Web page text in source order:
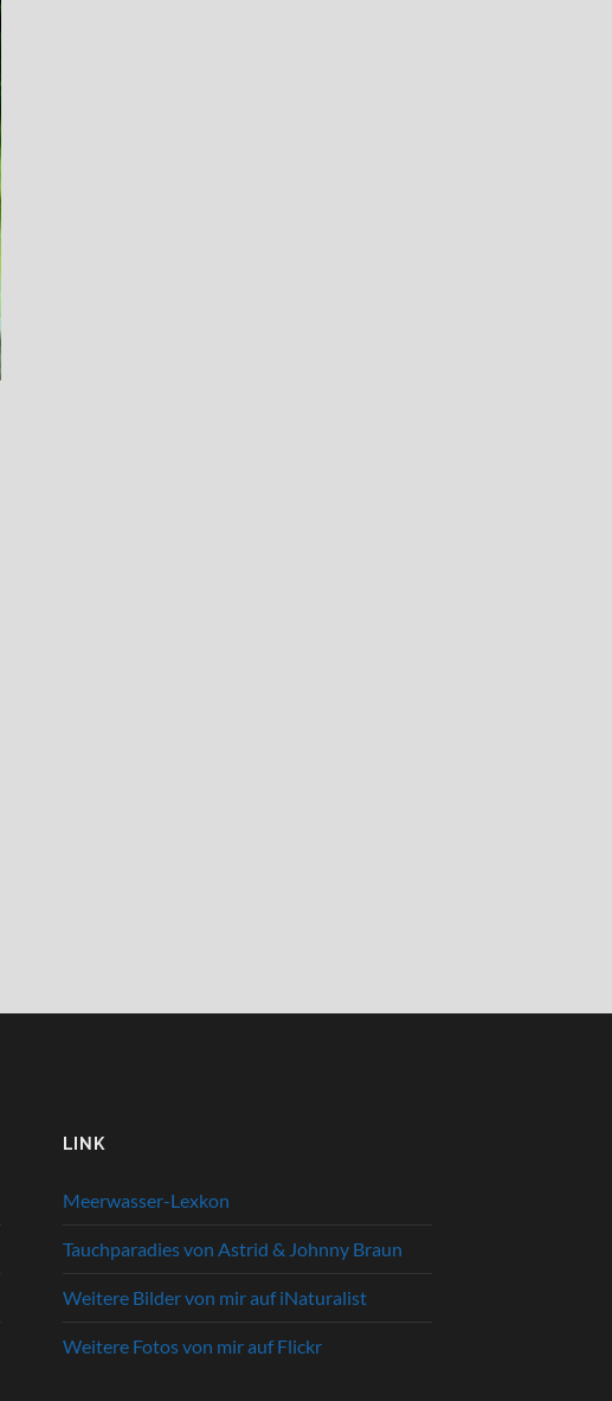
LINK
Meerwasser-Lexkon
Tauchparadies von Astrid & Johnny Braun
Weitere Bilder von mir auf iNaturalist
Weitere Fotos von mir auf Flickr